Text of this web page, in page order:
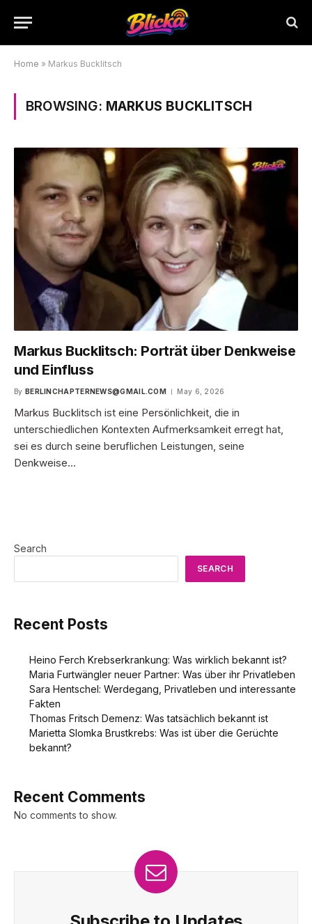
Home » Markus Bucklitsch
BROWSING: MARKUS BUCKLITSCH
Markus Bucklitsch: Porträt über Denkweise
und Einfluss
By BERLINCHAPTERNEWS@GMAIL.COM May 6, 2026
Markus Bucklitsch ist eine Persönlichkeit, die in
unterschiedlichen Kontexten Aufmerksamkeit erregt hat,
sei es durch seine beruflichen Leistungen, seine
Denkweise…
Search
SEARCH
Recent Posts
Heino Ferch Krebserkrankung: Was wirklich bekannt ist?
Maria Furtwängler neuer Partner: Was über ihr Privatleben
Sara Hentschel: Werdegang, Privatleben und interessante
Fakten
Thomas Fritsch Demenz: Was tatsächlich bekannt ist
Marietta Slomka Brustkrebs: Was ist über die Gerüchte
bekannt?
Recent Comments
No comments to show.